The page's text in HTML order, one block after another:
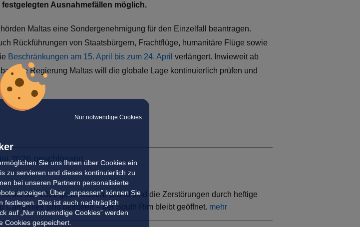
Nur notwendige Cookies
Sie uns Ihnen über Cookies ein
zu servieren und dieses kontinuierlich zu
bei unseren Partnern personalisierte
anzeigen. Über „anpassen” können Sie
festlegen. Dies ist auch nachträglich
auf „Nur notwendige Cookies” werden
Cookies gespeichert.
Ausnahmefällen möglich.
Maltas eine Sondergenehmigung für den Einzelfall beantragen.
Rückführungen von Staatsbürgern, Frachtflüge, humanitäre Flüge sowie
Beschränkungen am 15. April bis zum 24. April verlängert. Inwieweit ab
Die Regierung Maltas will die globale Lage kontinuierlich prüfen und
2026 geschlossen
bis Mai 2026 geschlossen. Grund sind die Zerstörungen durch heftige
Campsites sind betroffen – der South Rim bleibt geöffnet. mehr